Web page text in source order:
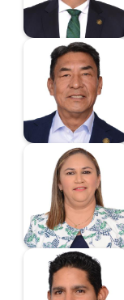
Hernández Pérez
José Luis
Diputado
Hernández
Rodríguez Blanca
Estela
Diputada
Herrera Borunda
Javier Octavio